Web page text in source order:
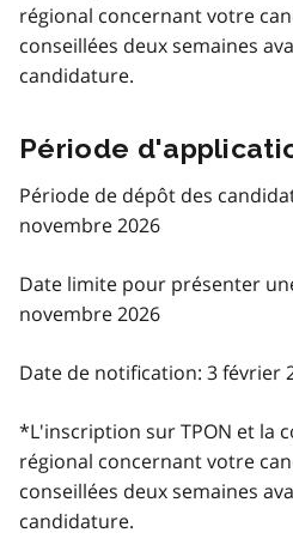
régional concernant votre
conseillées deux semaines
candidature.
Période
Période de dépôt des
novembre 2026
Date limite pour présenter
novembre 2026
Date de notification: 3 février
*L'inscription sur TPON et la
régional concernant votre
conseillées deux semaines
candidature.